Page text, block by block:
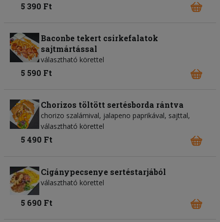
5 390 Ft
Baconbe tekert csirkefalatok
sajtmártással
választható körettel
5 590 Ft
Chorizos töltött sertésborda rántva
chorizo szalámival, jalapeno paprikával, sajttal,
választható körettel
5 490 Ft
Cigánypecsenye sertéstarjából
választható körettel
5 690 Ft